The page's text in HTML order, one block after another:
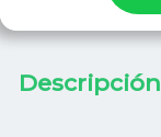
Descripción